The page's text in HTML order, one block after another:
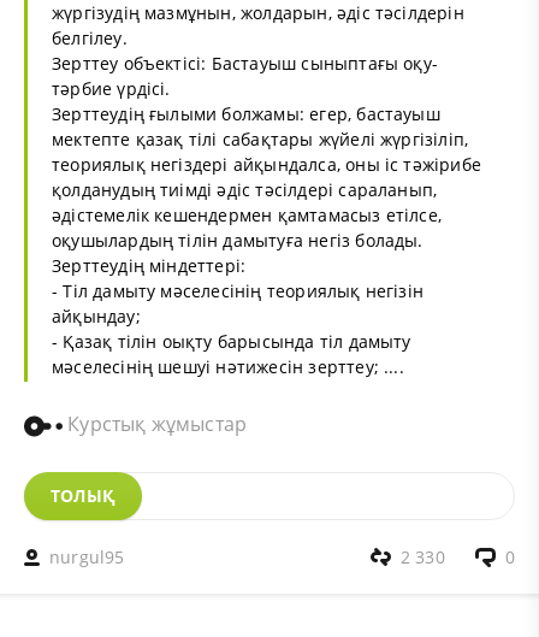
жүргізудің мазмұнын, жолдарын, әдіс тәсілдерін
белгілеу.
Зерттеу объектісі: Бастауыш сыныптағы оқу-
тәрбие үрдісі.
Зерттеудің ғылыми болжамы: егер, бастауыш
мектепте қазақ тілі сабақтары жүйелі жүргізіліп,
теориялық негіздері айқындалса, оны іс тәжірибе
қолданудың тиімді әдіс тәсілдері сараланып,
әдістемелік кешендермен қамтамасыз етілсе,
оқушылардың тілін дамытуға негіз болады.
Зерттеудің міндеттері:
- Тіл дамыту мәселесінің теориялық негізін
айқындау;
- Қазақ тілін оықту барысында тіл дамыту
мәселесінің шешуі нәтижесін зерттеу; ....
Курстық жұмыстар
ТОЛЫҚ
nurgul95 0
2 330